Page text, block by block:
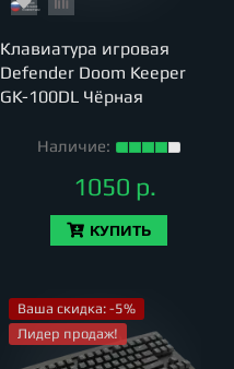
Клавиатура игровая
Defender Doom Keeper
GK-100DL Чёрная
Наличие:
1050 р.
КУПИТЬ
Ваша скидка: -5%
Лидер продаж!